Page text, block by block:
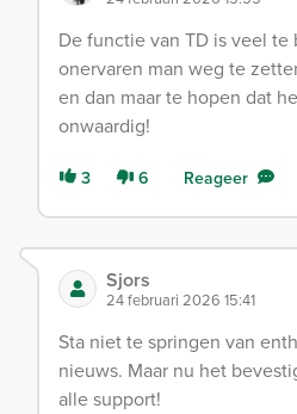
De functie van TD is veel
onervaren man weg te
en dan maar te hopen dat
onwaardig!
3 6 Reageer
Sjors
24 februari 2026 15:41
Sta niet te springen van
nieuws. Maar nu het
alle support!